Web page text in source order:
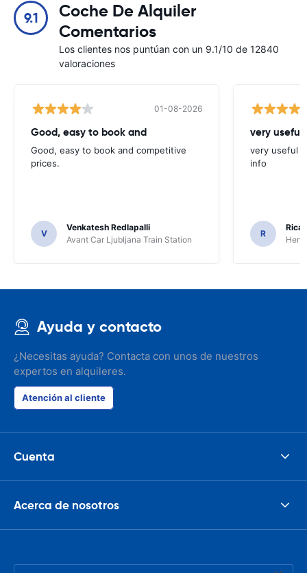
9.1
Coche De Alquiler
Comentarios
Los clientes nos puntúan con un 9.1/10 de 12840
valoraciones
01-08-2026
Good, easy to book and
Good, easy to book and competitive
prices.
V
Venkatesh Redlapalli
Avant Car Ljubljana Train Station
very useful
very useful
info
R
Ayuda y contacto
¿Necesitas ayuda? Contacta con unos de nuestros
expertos en alquileres.
Atención al cliente
Cuenta
Acerca de nosotros